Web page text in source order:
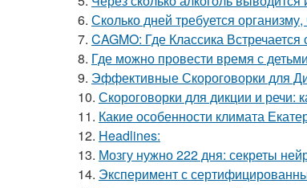
6. Сколько дней требуется
7. CAGMO: Где Классика
8. Где можно провести время с детьми
9. Эффективные Скороговорки для
10. Скороговорки для дикции и речи:
11. Какие особенности климата
12. Headlines:
13. Мозгу нужно 222 дня: секреты
14. Эксперимент с